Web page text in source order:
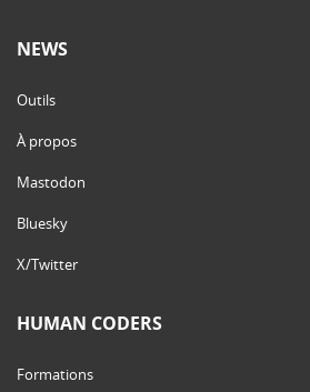
NEWS
Outils
À propos
Mastodon
Bluesky
X/Twitter
HUMAN CODERS
Formations